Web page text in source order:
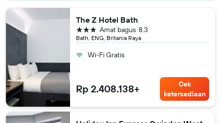
The Z Hotel Bath
Bath, ENG, Britania Raya
8.3
Amat bagus
bintang 3
Wi-Fi Gratis
Rp 2.408.138+
Cek
ketersediaan